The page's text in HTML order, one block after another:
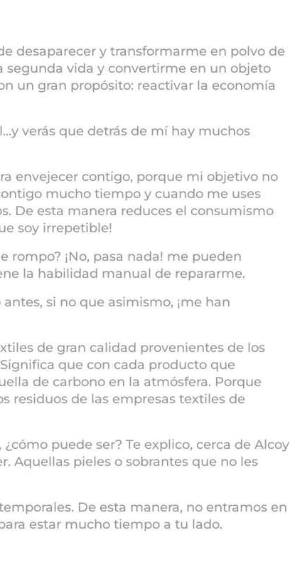
desaparecer y transformarme en polvo de
vida y convertirme en un objeto
un gran propósito: reactivar la economía
verás que detrás de mí hay muchos
envejecer contigo, porque mi objetivo no
mucho tiempo y cuando me uses
De esta manera reduces el consumismo
soy irrepetible!
rompo? ¡No, pasa nada! me pueden
la habilidad manual de repararme.
si no que asimismo, ¡me han
de gran calidad provenientes de los
que con cada producto que
de carbono en la atmósfera. Porque
residuos de las empresas textiles de
puede ser? Te explico, cerca de Alcoy
Aquellas pieles o sobrantes que no les
De esta manera, no entramos en
estar mucho tiempo a tu lado.